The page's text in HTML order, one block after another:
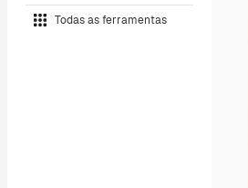
Todas as ferramentas